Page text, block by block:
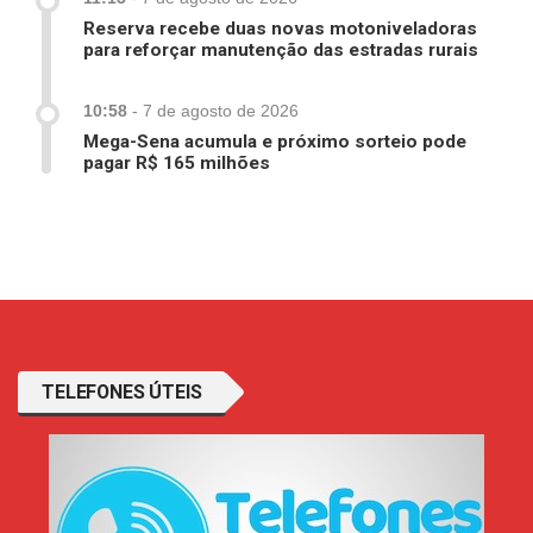
Reserva recebe duas novas motoniveladoras
para reforçar manutenção das estradas rurais
10:58 - 7 de agosto de 2026
Mega-Sena acumula e próximo sorteio pode
pagar R$ 165 milhões
TELEFONES ÚTEIS